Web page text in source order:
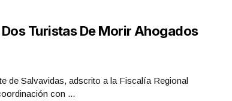
Turistas De Morir Ahogados
de Salvavidas, adscrito a la Fiscalía Regional
con ...